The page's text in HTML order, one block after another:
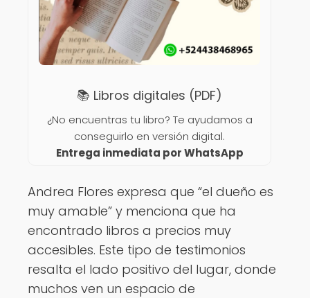
📚 Libros digitales (PDF)
¿No encuentras tu libro? Te ayudamos a
conseguirlo en versión digital.
Entrega inmediata por WhatsApp
Andrea Flores expresa que “el dueño es
muy amable” y menciona que ha
encontrado libros a precios muy
accesibles. Este tipo de testimonios
resalta el lado positivo del lugar, donde
muchos ven un espacio de